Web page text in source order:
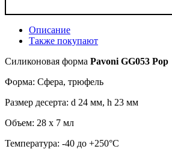
Описание
Также покупают
Силиконовая форма Pavoni GG053 Pop
Форма: Сфера, трюфель
Размер десерта: d 24 мм, h 23 мм
Объем: 28 х 7 мл
Температура: -40 до +250°C